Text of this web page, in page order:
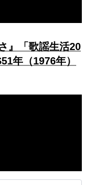
』「歌謡生活20
年（1976年）